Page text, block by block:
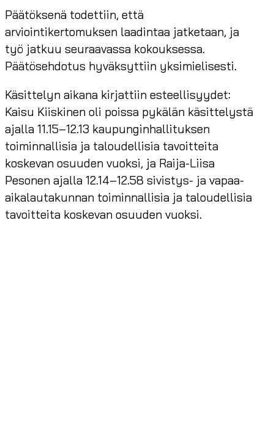
Päätöksenä todettiin, että
arviointikertomuksen laadintaa jatketaan, ja
työ jatkuu seuraavassa kokouksessa.
Päätösehdotus hyväksyttiin yksimielisesti.
Käsittelyn aikana kirjattiin esteellisyydet:
Kaisu Kiiskinen oli poissa pykälän käsittelystä
ajalla 11.15–12.13 kaupunginhallituksen
toiminnallisia ja taloudellisia tavoitteita
koskevan osuuden vuoksi, ja Raija-Liisa
Pesonen ajalla 12.14–12.58 sivistys- ja vapaa-
aikalautakunnan toiminnallisia ja taloudellisia
tavoitteita koskevan osuuden vuoksi.